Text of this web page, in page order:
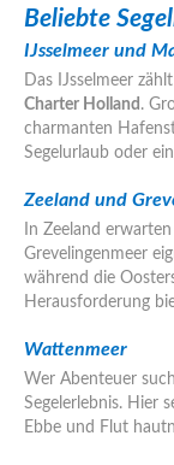
Beliebte
IJsselmeer und
Das IJsselmeer
Charter Holland .
charmanten
Segelurlaub oder
Zeeland und
In Zeeland
Grevelingenmeer
während die
Herausforderung
Wattenmeer
Wer Abenteuer
Segelerlebnis. Hier
Ebbe und Flut